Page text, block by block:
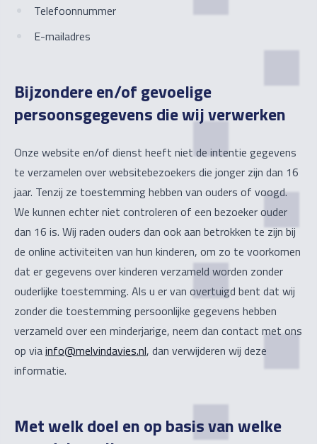
Telefoonnummer
E-mailadres
Bijzondere en/of gevoelige
persoonsgegevens die wij verwerken
Onze website en/of dienst heeft niet de intentie gegevens
te verzamelen over websitebezoekers die jonger zijn dan 16
jaar. Tenzij ze toestemming hebben van ouders of voogd.
We kunnen echter niet controleren of een bezoeker ouder
dan 16 is. Wij raden ouders dan ook aan betrokken te zijn bij
de online activiteiten van hun kinderen, om zo te voorkomen
dat er gegevens over kinderen verzameld worden zonder
ouderlijke toestemming. Als u er van overtuigd bent dat wij
zonder die toestemming persoonlijke gegevens hebben
verzameld over een minderjarige, neem dan contact met ons
op viainfo@melvindavies.nl, dan verwijderen wij deze
informatie.
Met welk doel en op basis van welke